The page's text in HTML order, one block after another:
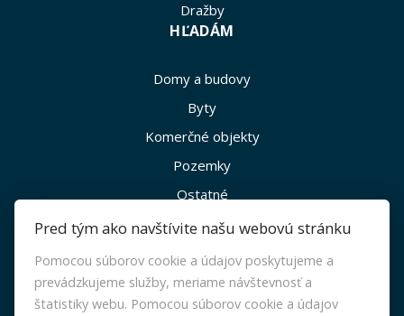
Dražby
HĽADÁM
Domy a budovy
Byty
Komerčné objekty
Pozemky
Ostatné
Makléri
Napíšte nám
Pred tým ako navštívite našu webovú stránku
Pomocou súborov cookie a údajov poskytujeme a
prevádzkujeme služby, meriame návštevnosť a
štatistiky webu. Pomocou súborov cookie a údajov